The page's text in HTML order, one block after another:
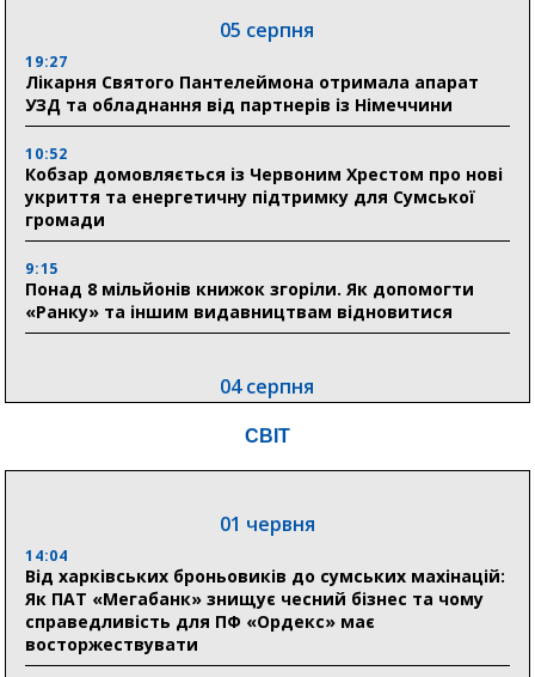
05 серпня
19:27
Лікарня Святого Пантелеймона отримала апарат
УЗД та обладнання від партнерів із Німеччини
10:52
Кобзар домовляється із Червоним Хрестом про нові
укриття та енергетичну підтримку для Сумської
громади
9:15
Понад 8 мільйонів книжок згоріли. Як допомогти
«Ранку» та іншим видавництвам відновитися
04 серпня
Пенсійний фонд Сумщини спрямував 0,2 млрд грн
18:54
Романько розширює програму відпочинку дітей із
прифронтової Сумщини: перша група оздоровилася
в Австрії
СВІТ
01 червня
14:04
Від харківських броньовиків до сумських махінацій:
Як ПАТ «Мегабанк» знищує чесний бізнес та чому
справедливість для ПФ «Ордекс» має
восторжествувати